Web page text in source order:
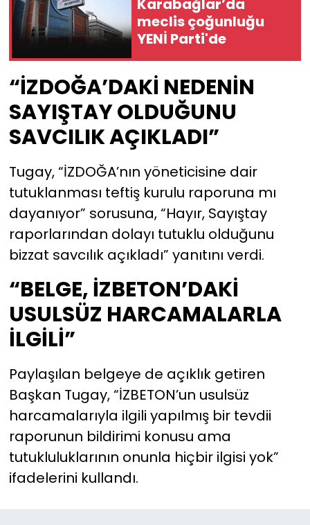
Karabağlar’da
meclis çoğunluğu
YENİ Parti'de
“İZDOĞA’DAKİ NEDENİN
SAYIŞTAY OLDUĞUNU
SAVCILIK AÇIKLADI”
Tugay, “İZDOĞA’nın yöneticisine dair
tutuklanması teftiş kurulu raporuna mı
dayanıyor” sorusuna, “Hayır, Sayıştay
raporlarından dolayı tutuklu olduğunu
bizzat savcılık açıkladı” yanıtını verdi.
“BELGE, İZBETON’DAKİ
USULSÜZ HARCAMALARLA
İLGİLİ”
Paylaşılan belgeye de açıklık getiren
Başkan Tugay, “İZBETON’un usulsüz
harcamalarıyla ilgili yapılmış bir tevdii
raporunun bildirimi konusu ama
tutukluluklarının onunla hiçbir ilgisi yok”
ifadelerini kullandı.